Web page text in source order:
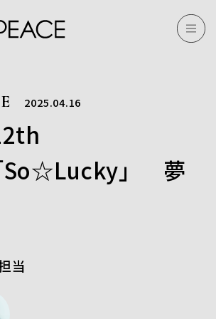
2025.04.16
So☆Lucky」 夢
当